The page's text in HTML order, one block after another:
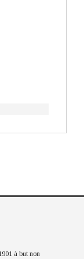
à but non